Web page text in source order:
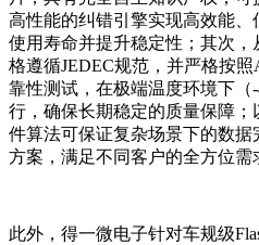
高性能的纠错引擎实现高效能
使用寿命并提升稳定性；其次
格遵循JEDEC规范，并严格按
靠性测试，在极端温度环境下
行，确保长期稳定的质量保障
件算法可保证复杂场景下的数
方案，满足不同客户的全方位需
此外，得一微电子针对车规级